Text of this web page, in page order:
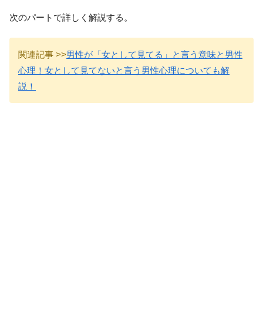
次のパートで詳しく解説する。
関連記事 >>男性が「女として見てる」と言う意味と男性
心理！女として見てないと言う男性心理についても解
説！